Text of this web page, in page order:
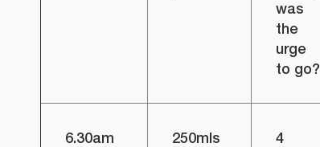
was
the
urge
to go?
6.30am 250mls 4